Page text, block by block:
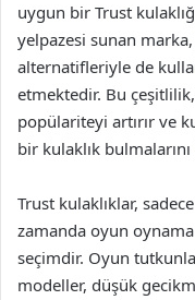
uygun bir Trust
yelpazesi sunan
alternatifleriyle de
etmektedir. Bu
popülariteyi artırır ve
bir kulaklık bulmalarını
Trust kulaklıklar,
zamanda oyun
seçimdir. Oyun
modeller, düşük